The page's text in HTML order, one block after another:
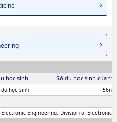
học sinh Số du học sinh của
học sinh
Engineering, Division of